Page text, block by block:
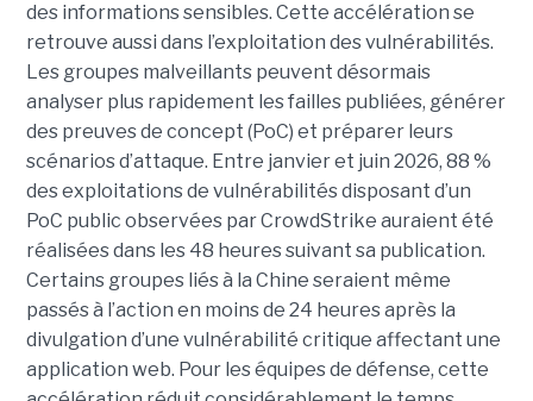
des informations sensibles. Cette accélération se
retrouve aussi dans l’exploitation des vulnérabilités.
Les groupes malveillants peuvent désormais
analyser plus rapidement les failles publiées, générer
des preuves de concept (PoC) et préparer leurs
scénarios d’attaque. Entre janvier et juin 2026, 88 %
des exploitations de vulnérabilités disposant d’un
PoC public observées par CrowdStrike auraient été
réalisées dans les 48 heures suivant sa publication.
Certains groupes liés à la Chine seraient même
passés à l’action en moins de 24 heures après la
divulgation d’une vulnérabilité critique affectant une
application web. Pour les équipes de défense, cette